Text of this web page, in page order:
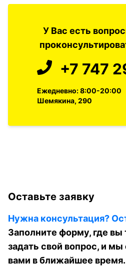
У Вас есть
+7 747
Ежедневно: 8:00-20:00
Шемякина, 290
Оставьте заявку
Нужна консультация?
Заполните форму, где
задать свой вопрос, и
вами в ближайшее время.